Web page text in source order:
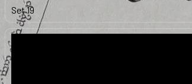
Set19